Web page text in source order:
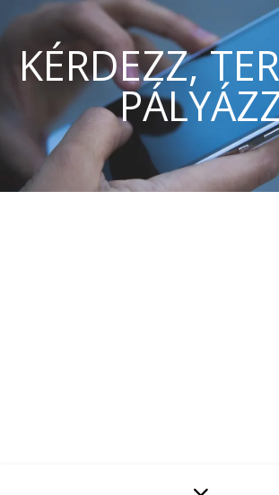
KÉRDEZZ,